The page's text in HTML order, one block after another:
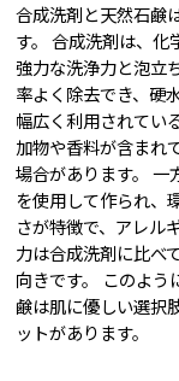
合成洗剤と天然石鹸
す。 合成洗剤は、化
強力な洗浄力と泡立
率よく除去でき、硬
幅広く利用されてい
加物や香料が含まれ
場合があります。 一
を使用して作られ、
さが特徴で、アレル
力は合成洗剤に比べ
向きです。 このよ
鹸は肌に優しい選択
ットがあります。